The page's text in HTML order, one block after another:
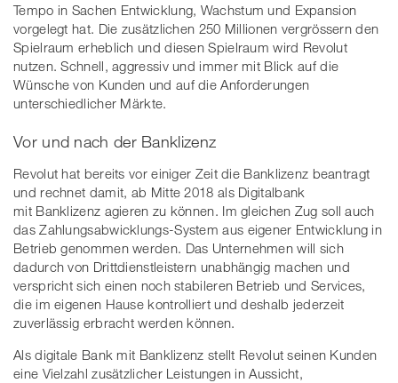
Tempo in Sachen Entwicklung, Wachstum und Expansion
vorgelegt hat. Die zusätzlichen 250 Millionen vergrössern den
Spielraum erheblich und diesen Spielraum wird Revolut
nutzen. Schnell, aggressiv und immer mit Blick auf die
Wünsche von Kunden und auf die Anforderungen
unterschiedlicher Märkte.
Vor und nach der Banklizenz
Revolut hat bereits vor einiger Zeit die Banklizenz beantragt
und rechnet damit, ab Mitte 2018 als Digitalbank
mit Banklizenz agieren zu können. Im gleichen Zug soll auch
das Zahlungsabwicklungs-System aus eigener Entwicklung in
Betrieb genommen werden. Das Unternehmen will sich
dadurch von Drittdienstleistern unabhängig machen und
verspricht sich einen noch stabileren Betrieb und Services,
die im eigenen Hause kontrolliert und deshalb jederzeit
zuverlässig erbracht werden können.
Als digitale Bank mit Banklizenz stellt Revolut seinen Kunden
eine Vielzahl zusätzlicher Leistungen in Aussicht,